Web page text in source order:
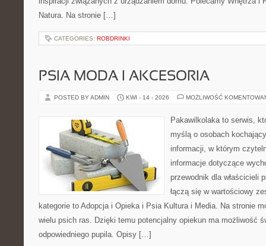
Natura. Na stronie […]
CATEGORIES: ROBDRINKI
PSIA MODA I AKCESORIA
POSTED BY ADMIN KWI - 14 - 2026 MOŻLIWOŚĆ
Pakawilkolaka to serwis,
myślą o osobach
informacji, w którym
informacje dotyczące
przewodnik dla właścicieli
łączą się w wartościowy
kategorie to Adopcja i Opieka i Psia Kultura i Media. Na stronie
wielu psich ras. Dzięki temu potencjalny opiekun ma możliwość
odpowiedniego pupila. Opisy […]